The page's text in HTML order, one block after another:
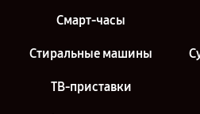
Смарт-часы
Стиральные машины
ТВ-приставки